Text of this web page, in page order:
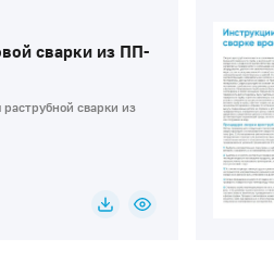
сварки из ПП-
сварки из